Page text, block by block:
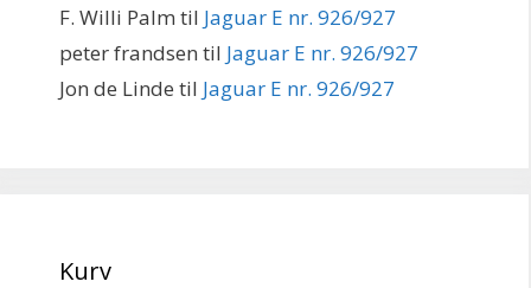
F. Willi Palm til Jaguar E nr. 926/927
peter frandsen til Jaguar E nr. 926/927
Jon de Linde til Jaguar E nr. 926/927
Kurv